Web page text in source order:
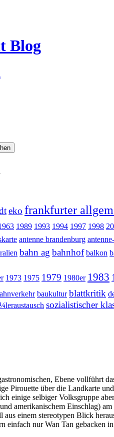
Blog
eko frankfurter
1989 1993 1994 1997 1998
antenne brandenburg
bahn ag bahnhof balkon
1973 1975 1979 1980er 1983
baukultur blattkritik
sozialistischer
Ebene vollführt
Pirouette über die Landkarte
einige selbiger Volksgruppe
amerikanischem Einschlag)
aus einem stereotypen Blick
einfach nur Wan Tan gebacken